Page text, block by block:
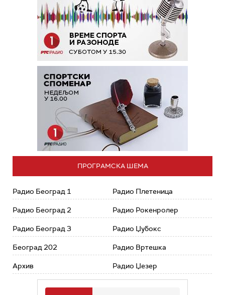
ПРОГРАМСКА ШЕМА
Радио Београд 1
Радио Београд 2
Радио Београд 3
Београд 202
Архив
Радио Плетеница
Радио Рокенролер
Радио Џубокс
Радио Вртешка
Радио Џезер